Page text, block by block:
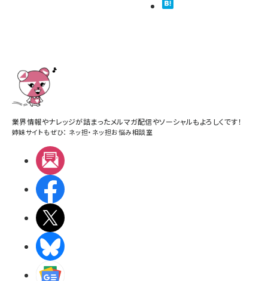
業界情報やナレッジが詰まったメルマガ配信やソーシャルもよろしくです！
姉妹サイトもぜひ： ネッ担・ ネッ担お悩み相談室